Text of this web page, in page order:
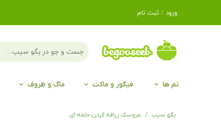
ورود / ثبت نام
حساب کاربری من
تغییر گذر واژه
خروج از حساب
تم ها فیگور و ماکت ماگ و ظروف
بگو سیب عروسک زرافه گردن حلقه ای